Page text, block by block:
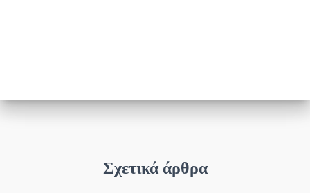
Σχετικά άρθρα